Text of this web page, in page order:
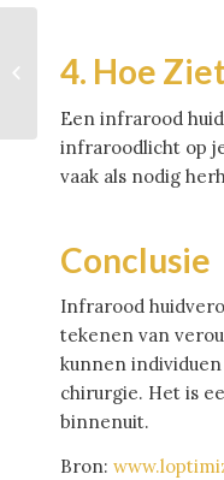
4. Hoe
Een infrarood
infraroodlicht op
vaak als nodig
Conclusie
Infrarood
tekenen van
kunnen
chirurgie. Het is
binnenuit.
Bron:
Hoogwaardige
Chiropractie in
Utrecht